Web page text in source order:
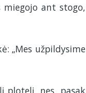
miegojo ant stogo,
„Mes užpildysime
plotelį, nes, pasak